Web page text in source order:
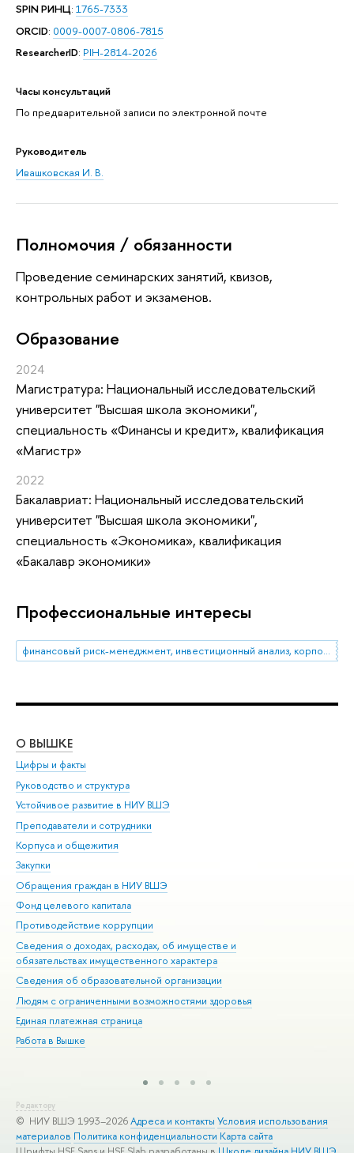
SPIN РИНЦ: 1765-7333
ORCID: 0009-0007-0806-7815
ResearcherID: PIH-2814-2026
Часы консультаций
По предварительной записи по электронной почте
Руководитель
Ивашковская И. В.
Полномочия / обязанности
Проведение семинарских занятий, квизов,
контрольных работ и экзаменов.
Oбразование
2024
Магистратура: Национальный исследовательский
университет "Высшая школа экономики",
специальность «Финансы и кредит», квалификация
«Магистр»
2022
Бакалавриат: Национальный исследовательский
университет "Высшая школа экономики",
специальность «Экономика», квалификация
«Бакалавр экономики»
Профессиональные интересы
финансовый риск-менеджмент, инвестиционный анализ, корпоративное управление, корпоративные финансы
О ВЫШКЕ
Цифры и факты
Руководство и структура
Устойчивое развитие в НИУ ВШЭ
Преподаватели и сотрудники
Корпуса и общежития
Закупки
Обращения граждан в НИУ ВШЭ
Фонд целевого капитала
Противодействие коррупции
Сведения о доходах, расходах, об имуществе и
обязательствах имущественного характера
Сведения об образовательной организации
Людям с ограниченными возможностями здоровья
Единая платежная страница
Работа в Вышке
Редактору
© НИУ ВШЭ 1993–2026Адреса и контакты Условия использования
материалов Политика конфиденциальности Карта сайта